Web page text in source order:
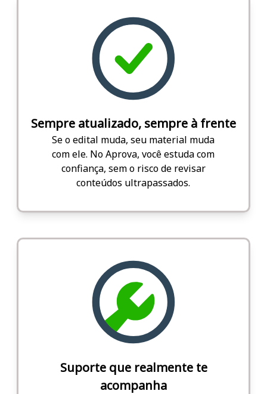
Sempre atualizado, sempre à frente
Se o edital muda, seu material muda
com ele. No Aprova, você estuda com
confiança, sem o risco de revisar
conteúdos ultrapassados.
Suporte que realmente te
acompanha